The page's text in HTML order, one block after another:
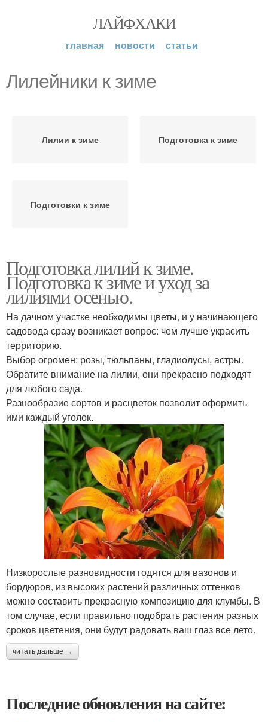
ЛАЙФХАКИ
главная новости статьи
Лилейники к зиме
Лилии к зиме Подготовка к зиме
Подготовки к зиме
Подготовка лилий к зиме.
Подготовка к зиме и уход за
лилиями осенью.
На дачном участке необходимы цветы, и у начинающего
садовода сразу возникает вопрос: чем лучше украсить
территорию.
Выбор огромен: розы, тюльпаны, гладиолусы, астры.
Обратите внимание на лилии, они прекрасно подходят
для любого сада.
Разнообразие сортов и расцветок позволит оформить
ими каждый уголок.
Низкорослые разновидности годятся для вазонов и
бордюров, из высоких растений различных оттенков
можно составить прекрасную композицию для клумбы. В
том случае, если правильно подобрать растения разных
сроков цветения, они будут радовать ваш глаз все лето.
читать дальше →
Последние обновления на сайте: